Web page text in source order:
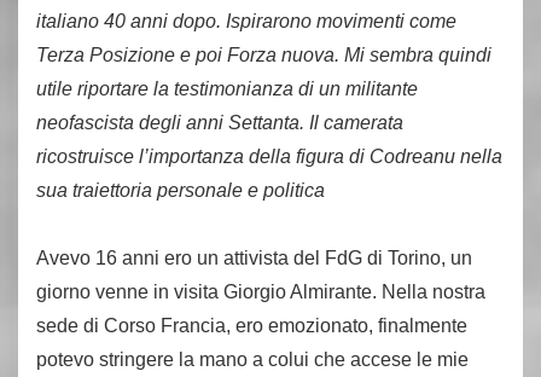
italiano 40 anni dopo. Ispirarono movimenti come
Terza Posizione e poi Forza nuova. Mi sembra quindi
utile riportare la testimonianza di un militante
neofascista degli anni Settanta. Il camerata
ricostruisce l’importanza della figura di Codreanu nella
sua traiettoria personale e politica
Avevo 16 anni ero un attivista del FdG di Torino, un
giorno venne in visita Giorgio Almirante. Nella nostra
sede di Corso Francia, ero emozionato, finalmente
potevo stringere la mano a colui che accese le mie